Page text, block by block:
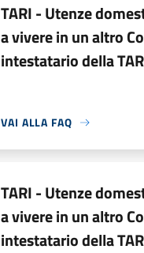
TARI - Utenze
a vivere in un altro
intestatario della
VAI ALLA FAQ
TARI - Utenze
a vivere in un altro
intestatario della